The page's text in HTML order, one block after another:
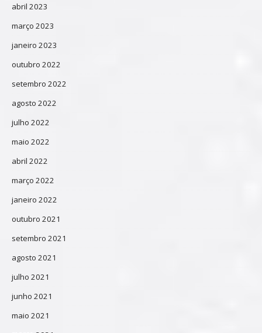
abril 2023
março 2023
janeiro 2023
outubro 2022
setembro 2022
agosto 2022
julho 2022
maio 2022
abril 2022
março 2022
janeiro 2022
outubro 2021
setembro 2021
agosto 2021
julho 2021
junho 2021
maio 2021